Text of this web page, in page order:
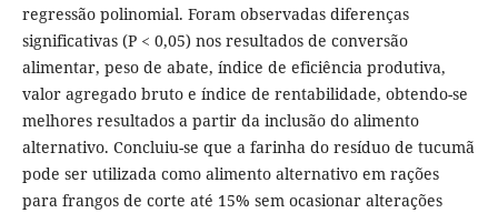
regressão polinomial. Foram observadas diferenças
significativas (P < 0,05) nos resultados de conversão
alimentar, peso de abate, índice de eficiência produtiva,
valor agregado bruto e índice de rentabilidade, obtendo-se
melhores resultados a partir da inclusão do alimento
alternativo. Concluiu-se que a farinha do resíduo de tucumã
pode ser utilizada como alimento alternativo em rações
para frangos de corte até 15% sem ocasionar alterações